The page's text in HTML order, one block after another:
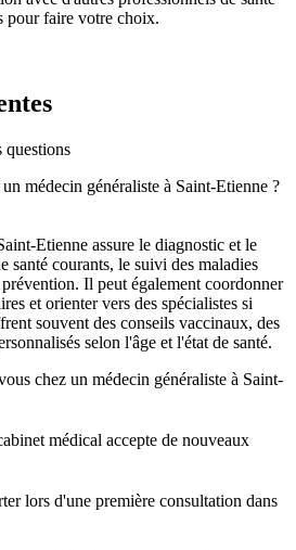
pour faire votre choix.
questions
médecin généraliste à Saint-Etienne ?
Etienne assure le diagnostic et le
santé courants, le suivi des maladies
Il peut également coordonner
et orienter vers des spécialistes si
souvent des conseils vaccinaux, des
selon l'âge et l'état de santé.
chez un médecin généraliste à Saint-
médical accepte de nouveaux
lors d'une première consultation dans